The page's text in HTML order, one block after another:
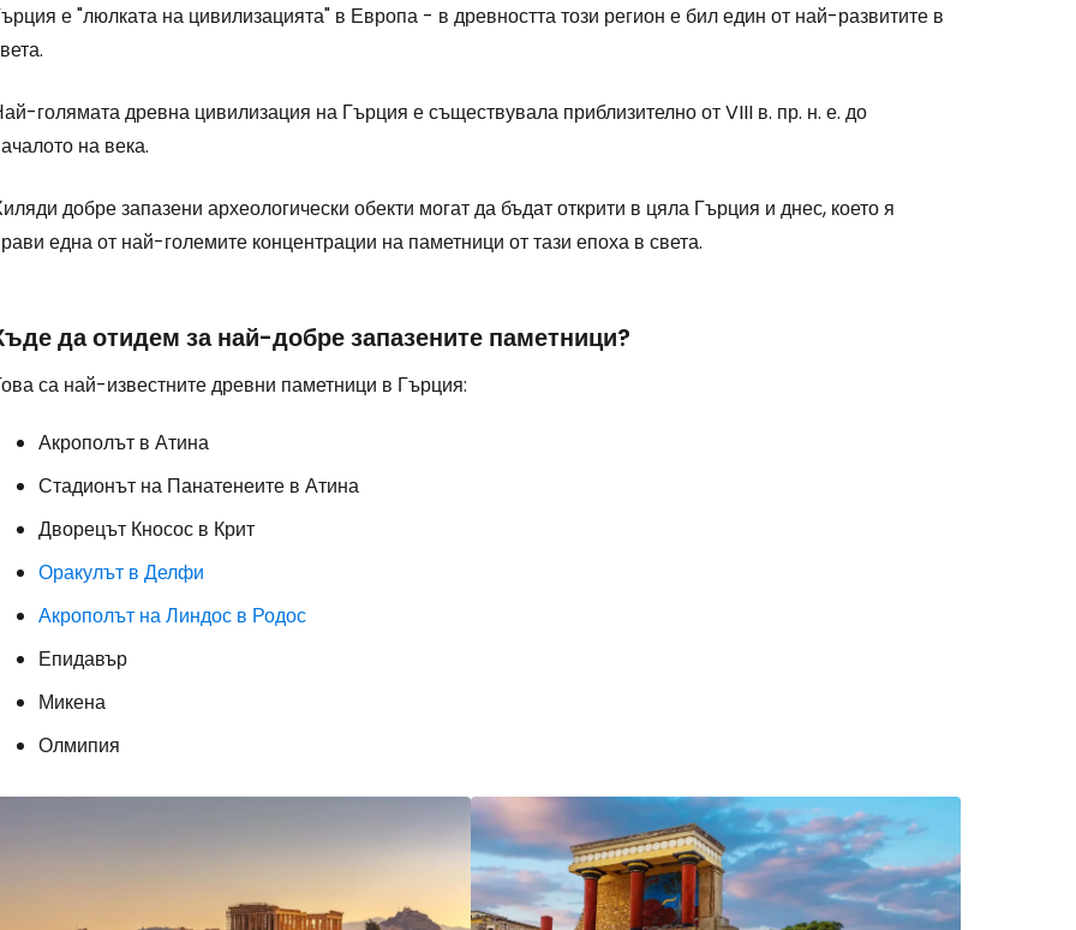
е "люлката на цивилизацията" в Европа - в древността този регион е бил един от най-развитите в
голямата древна цивилизация на Гърция е съществувала приблизително от VIII в. пр. н. е. до
на века.
добре запазени археологически обекти могат да бъдат открити в цяла Гърция и днес, което я
една от най-големите концентрации на паметници от тази епоха в света.
да отидем за най-добре запазените паметници?
са най-известните древни паметници в Гърция:
Акрополът в Атина
Стадионът на Панатенеите в Атина
Дворецът Кносос в Крит
Оракулът в Делфи
Акрополът на Линдос в Родос
Епидавър
Микена
Олмипия